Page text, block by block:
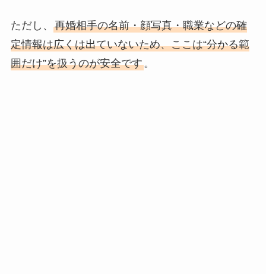
ただし、 再婚相手の名前・顔写真・職業などの確
定情報は広くは出ていないため、ここは“分かる範
囲だけ”を扱うのが安全です。